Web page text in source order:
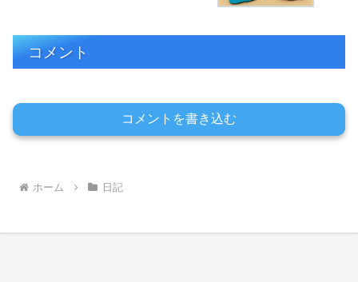
コメント
コメントを書き込む
ホーム 日記